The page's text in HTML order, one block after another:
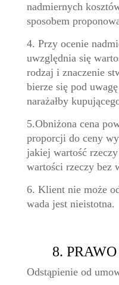
nadmiernych
sposobem
4. Przy ocenie
uwzględnia się
rodzaj i znaczenie
bierze się pod
narażałby
5.Obniżona cena
proporcji do ceny
jakiej wartość
wartości rzeczy bez
6. Klient nie może
wada jest nieistotna.
8.
Odstąpienie od